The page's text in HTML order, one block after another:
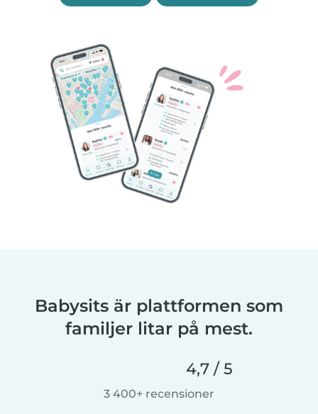
Babysits är plattformen som
familjer litar på mest.
4,7 / 5
3 400+ recensioner